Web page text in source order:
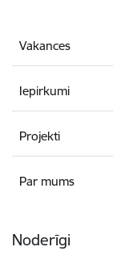
Vakances
Iepirkumi
Projekti
Par mums
Noderīgi